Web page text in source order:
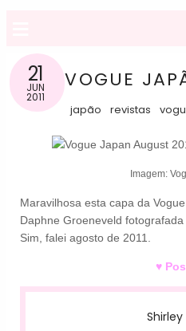
21
JUN
2011
VOGUE
japão revistas
Imagem:
Maravilhosa esta capa da
Daphne Groeneveld
Sim, falei agosto de 2011.
♥